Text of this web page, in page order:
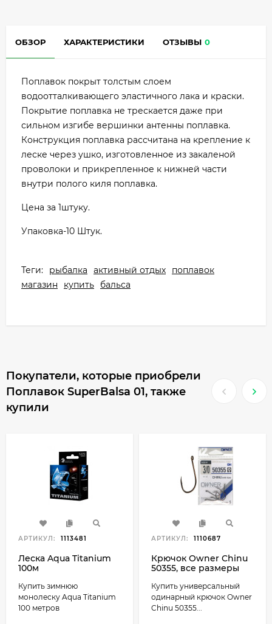
ОБЗОР ХАРАКТЕРИСТИКИ ОТЗЫВЫ 0
Поплавок покрыт толстым слоем
водоотталкивающего эластичного лака и краски.
Покрытие поплавка не трескается даже при
сильном изгибе вершинки антенны поплавка.
Конструкция поплавка рассчитана на крепление к
леске через ушко, изготовленное из закаленой
проволоки и прикрепленное к нижней части
внутри полого киля поплавка.
Цена за 1штуку.
Упаковка-10 Штук.
Теги: рыбалка активный отдых
поплавок
магазин
купить бальса
Покупатели, которые приобрели
Поплавок SuperBalsa 01, также
купили
АРТИКУЛ: 1113481
Леска Aqua Titanium
100м
Купить зимнюю
монолеску Aqua Titanium
100 метров
АРТИКУЛ: 1110687
Крючок Owner Chinu
50355, все размеры
Купить универсальный
одинарный крючок Owner
Chinu 50355...